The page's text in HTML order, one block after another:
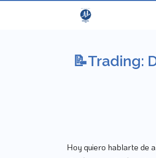
📝Trading:
Hoy quiero hablarte de